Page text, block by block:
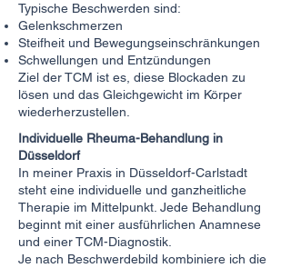
Typische Beschwerden sind:
Gelenkschmerzen
Steifheit und Bewegungseinschränkungen
Schwellungen und Entzündungen
Ziel der TCM ist es, diese Blockaden zu
lösen und das Gleichgewicht im Körper
wiederherzustellen.
Individuelle Rheuma-Behandlung in
Düsseldorf
In meiner Praxis in Düsseldorf-Carlstadt
steht eine individuelle und ganzheitliche
Therapie im Mittelpunkt. Jede Behandlung
beginnt mit einer ausführlichen Anamnese
und einer TCM-Diagnostik.
Je nach Beschwerdebild kombiniere ich die